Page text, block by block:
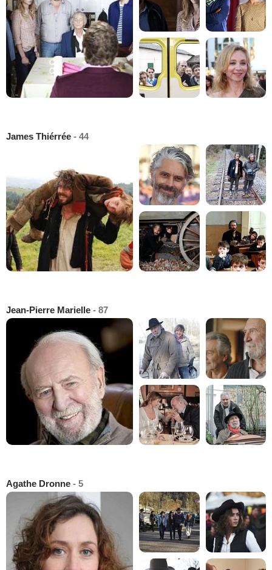
James Thiérrée - 44
Jean-Pierre Marielle - 87
Agathe Dronne - 5